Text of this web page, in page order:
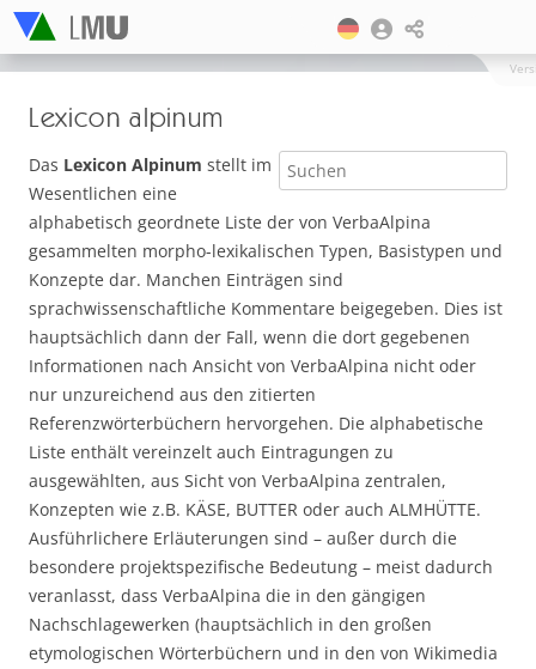
Lexicon alpinum
Das Lexicon Alpinum stellt im
Wesentlichen eine
alphabetisch geordnete Liste der von VerbaAlpina
gesammelten morpho-lexikalischen Typen, Basistypen und
Konzepte dar. Manchen Einträgen sind
sprachwissenschaftliche Kommentare beigegeben. Dies ist
hauptsächlich dann der Fall, wenn die dort gegebenen
Informationen nach Ansicht von VerbaAlpina nicht oder
nur unzureichend aus den zitierten
Referenzwörterbüchern hervorgehen. Die alphabetische
Liste enthält vereinzelt auch Eintragungen zu
ausgewählten, aus Sicht von VerbaAlpina zentralen,
Konzepten wie z.B. KÄSE, BUTTER oder auch ALMHÜTTE.
Ausführlichere Erläuterungen sind – außer durch die
besondere projektspezifische Bedeutung – meist dadurch
veranlasst, dass VerbaAlpina die in den gängigen
Nachschlagewerken (hauptsächlich in den großen
etymologischen Wörterbüchern und in den von Wikimedia